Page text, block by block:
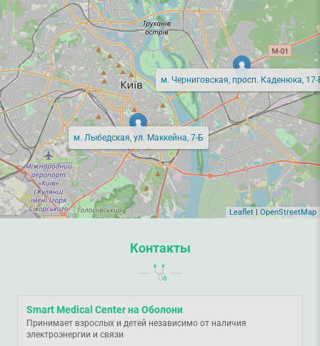
м. Лыбедская, ул. Маккейна, 7-Б
м. Черниговская, просп. Каденюка, 17-
Leaflet| OpenStreetMap
Контакты
Smart Medical Center на Оболони
Принимает взрослых и детей независимо от наличия
электроэнергии и связи